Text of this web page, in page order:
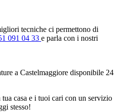
tecniche ci permettono di
091 04 33 e parla con i nostri
a Castelmaggiore disponibile 24
casa e i tuoi cari con un servizio
stesso!